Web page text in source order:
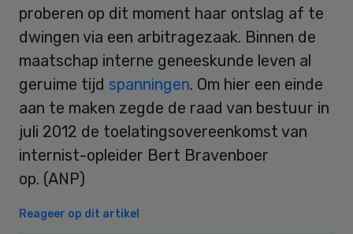
proberen op dit moment haar ontslag af te
dwingen via een arbitragezaak. Binnen de
maatschap interne geneeskunde leven al
geruime tijd spanningen. Om hier een einde
aan te maken zegde de raad van bestuur in
juli 2012 de toelatingsovereenkomst van
internist-opleider Bert Bravenboer
op. (ANP)
Reageer op dit artikel